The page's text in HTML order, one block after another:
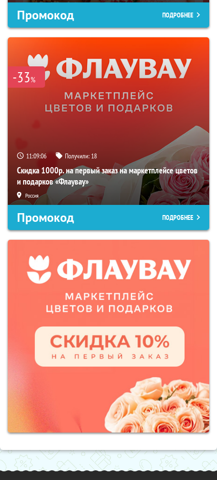
Промокод ПОДРОБНЕЕ
-33%
11:09:05 Получили: 18
Скидка 1000р. на первый заказ на маркетплейсе цветов
и подарков «Флаувау»
Россия
Промокод ПОДРОБНЕЕ